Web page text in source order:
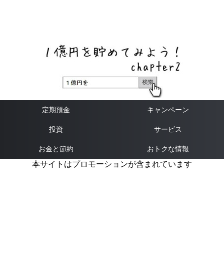
定期預金 キャンペーン
投資 サービス
お金と節約 おトクな情報
本サイトはプロモーションが含まれています